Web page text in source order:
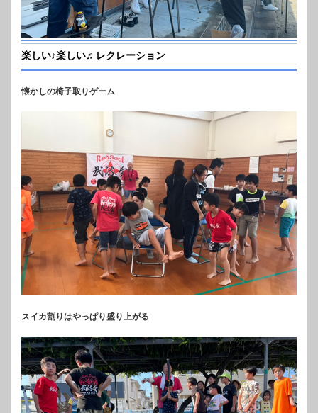
楽しい♪楽しい♬レクレーション
懐かしの椅子取りゲーム
スイカ割りはやっぱり盛り上がる